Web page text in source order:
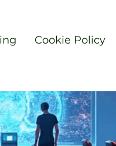
Cookie Policy